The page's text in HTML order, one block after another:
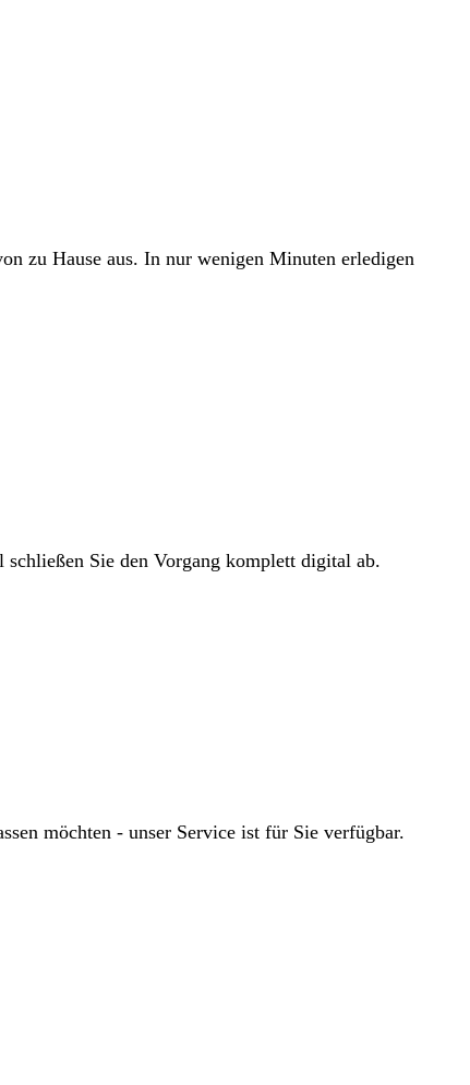
zu Hause aus. In nur wenigen Minuten erledigen
Sie den Vorgang komplett digital ab.
möchten - unser Service ist für Sie verfügbar.